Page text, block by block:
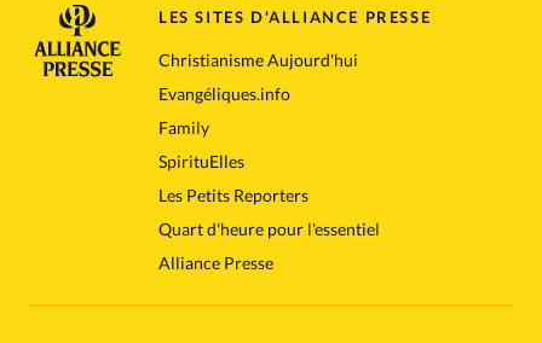
LES SITES D'ALLIANCE PRESSE
Christianisme Aujourd'hui
Evangéliques.info
Family
SpirituElles
Les Petits Reporters
Quart d'heure pour l'essentiel
Alliance Presse